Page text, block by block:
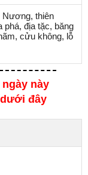
Nương, thiên
phá, địa tặc, băng
cửu không, lỗ
này
đây